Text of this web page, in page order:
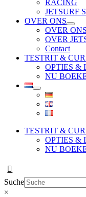
RACING
JETSURF
OVER ONS
OVER ONS
OVER
Contact
TESTRIT &
OPTIES &
NU
TESTRIT &
OPTIES &
NU
Suche
×